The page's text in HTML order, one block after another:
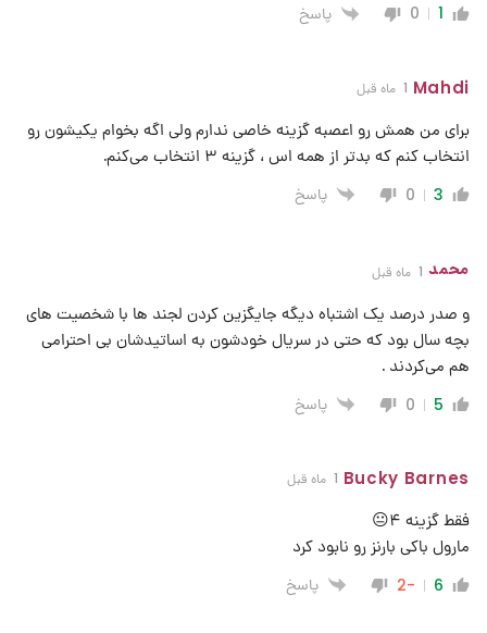
1
0 پاسخ
Mahdi 1 ماه قبل
برای من همش رو اعصبه گزینه خاصی ندارم ولی اگه بخوام یکیشون رو
انتخاب کنم که بدتر از همه اس ، گزینه ۳ انتخاب می‌کنم.
3
0 پاسخ
محمد 1 ماه قبل
و صدر درصد یک اشتباه دیگه جایگزین کردن لجند ها با شخصیت های
بچه سال بود که حتی در سریال خودشون به اساتیدشان بی احترامی
هم می‌کردند .
5
0 پاسخ
Bucky Barnes 1 ماه قبل
فقط گزینه ۴😐
مارول باکی بارنز رو نابود کرد
6
-2 پاسخ